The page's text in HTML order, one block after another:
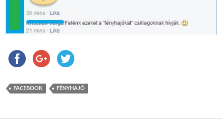
FACEBOOK FÉNYHAJÓ